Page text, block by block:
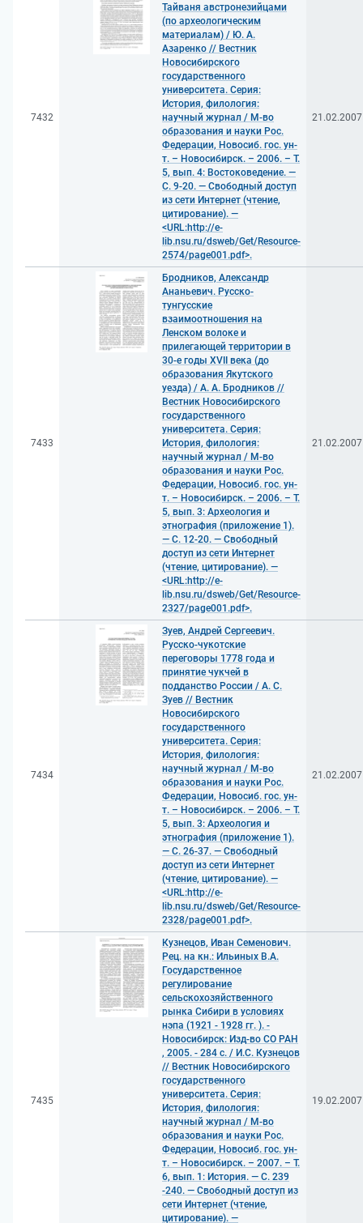
7432
Тайваня австронезийцами
(по археологическим
материалам) / Ю. А.
Азаренко // Вестник
Новосибирского
государственного
университета. Серия:
История, филология:
научный журнал / М-во
образования и науки Рос.
Федерации, Новосиб. гос. ун-
т. – Новосибирск. – 2006. – Т.
5, вып. 4: Востоковедение. —
С. 9-20. — Свободный доступ
из сети Интернет (чтение,
цитирование). —
<URL:http://e-
lib.nsu.ru/dsweb/Get/Resource-
2574/page001.pdf>.
21.02.2007
7433
Бродников, Александр
Ананьевич. Русско-
тунгусские
взаимоотношения на
Ленском волоке и
прилегающей территории в
30-е годы XVII века (до
образования Якутского
уезда) / А. А. Бродников //
Вестник Новосибирского
государственного
университета. Серия:
История, филология:
научный журнал / М-во
образования и науки Рос.
Федерации, Новосиб. гос. ун-
т. – Новосибирск. – 2006. – Т.
5, вып. 3: Археология и
этнография (приложение 1).
— С. 12-20. — Свободный
доступ из сети Интернет
(чтение, цитирование). —
<URL:http://e-
lib.nsu.ru/dsweb/Get/Resource-
2327/page001.pdf>.
21.02.2007
7434
Зуев, Андрей Сергеевич.
Русско-чукотские
переговоры 1778 года и
принятие чукчей в
подданство России / А. С.
Зуев // Вестник
Новосибирского
государственного
университета. Серия:
История, филология:
научный журнал / М-во
образования и науки Рос.
Федерации, Новосиб. гос. ун-
т. – Новосибирск. – 2006. – Т.
5, вып. 3: Археология и
этнография (приложение 1).
— С. 26-37. — Свободный
доступ из сети Интернет
(чтение, цитирование). —
<URL:http://e-
lib.nsu.ru/dsweb/Get/Resource-
2328/page001.pdf>.
21.02.2007
7435
Кузнецов, Иван Семенович.
Рец. на кн.: Ильиных В.А.
Государственное
регулирование
сельскохозяйственного
рынка Сибири в условиях
нэпа (1921 - 1928 гг. ). -
Новосибирск: Изд-во СО РАН
, 2005. - 284 с. / И.С. Кузнецов
// Вестник Новосибирского
государственного
университета. Серия:
История, филология:
научный журнал / М-во
образования и науки Рос.
Федерации, Новосиб. гос. ун-
т. – Новосибирск. – 2007. – Т.
6, вып. 1: История. — С. 239
-240. — Свободный доступ из
сети Интернет (чтение,
цитирование). —
19.02.2007